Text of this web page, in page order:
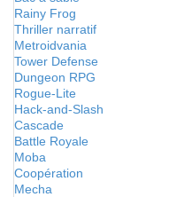
Rainy Frog
Thriller narratif
Metroidvania
Tower Defense
Dungeon RPG
Rogue-Lite
Hack-and-Slash
Cascade
Battle Royale
Moba
Coopération
Mecha